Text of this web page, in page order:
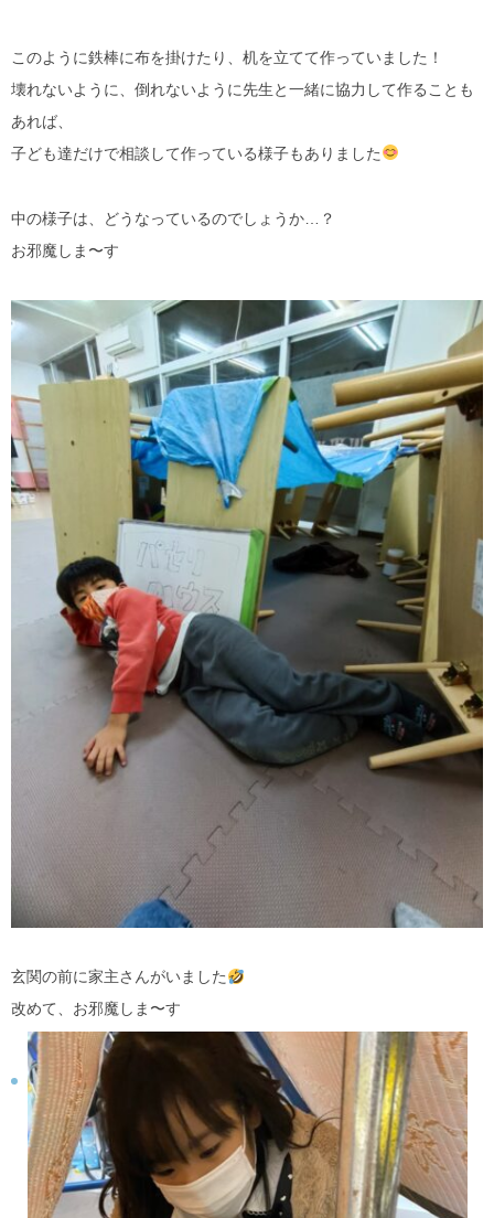
このように鉄棒に布を掛けたり、机を立てて作っていました！
壊れないように、倒れないように先生と一緒に協力して作ることも
あれば、
子ども達だけで相談して作っている様子もありました
中の様子は、どうなっているのでしょうか…？
お邪魔しま〜す
玄関の前に家主さんがいました
改めて、お邪魔しま〜す